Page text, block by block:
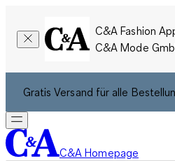
C&A Fashion
C&A Mode
Gratis Versand für alle
C&A Homepage